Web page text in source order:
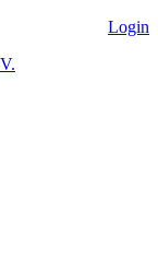
Login